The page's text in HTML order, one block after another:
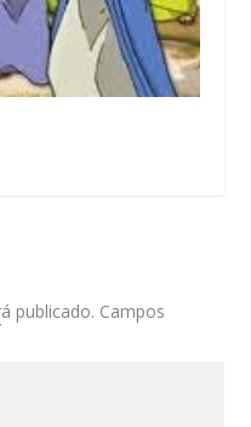
publicado. Campos